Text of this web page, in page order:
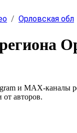
/ Орловская обл
и MAX-каналы
авторов.